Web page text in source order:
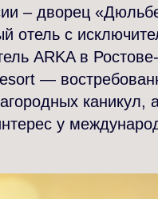
– дворец
отель с
ARKA в
—
каникул,
у